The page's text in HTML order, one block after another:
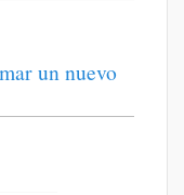
un nuevo